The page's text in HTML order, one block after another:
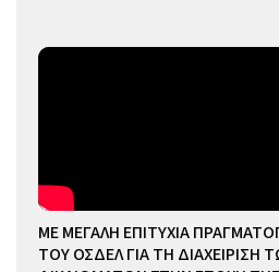
ΜΕ ΜΕΓΑΛΗ ΕΠΙΤΥΧΙΑ
ΤΟΥ ΟΣΔΕΛ ΓΙΑ ΤΗ ΔΙΑΧΕΙΡΙΣΗ